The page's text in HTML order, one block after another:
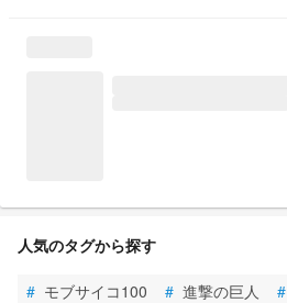
人気のタグから探す
# モブサイコ100 # 進撃の巨人 #